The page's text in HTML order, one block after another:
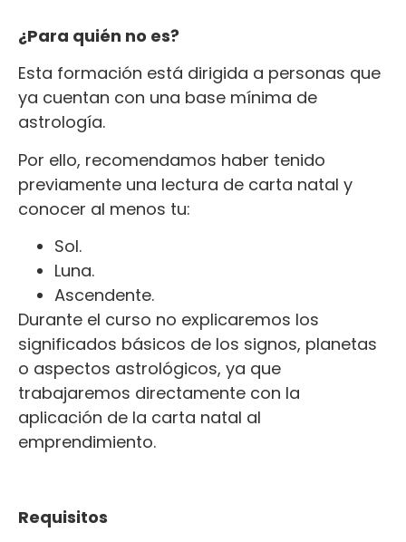
¿Para quién no es?
Esta formación está dirigida a personas que
ya cuentan con una base mínima de
astrología.
Por ello, recomendamos haber tenido
previamente una lectura de carta natal y
conocer al menos tu:
Sol.
Luna.
Ascendente.
Durante el curso no explicaremos los
significados básicos de los signos, planetas
o aspectos astrológicos, ya que
trabajaremos directamente con la
aplicación de la carta natal al
emprendimiento.
Requisitos